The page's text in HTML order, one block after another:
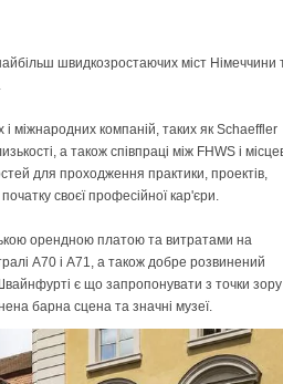
швидкозростаючих міст Німеччини
міжнародних компаній, таких як Schaeffler
а також співпраці між FHWS і
для проходження практики, проектів,
своєї професійної кар'єри.
орендною платою та витратами на
A70 і A71, а також добре розвинений
є що запропонувати з точки зору
барна сцена та значні музеї.